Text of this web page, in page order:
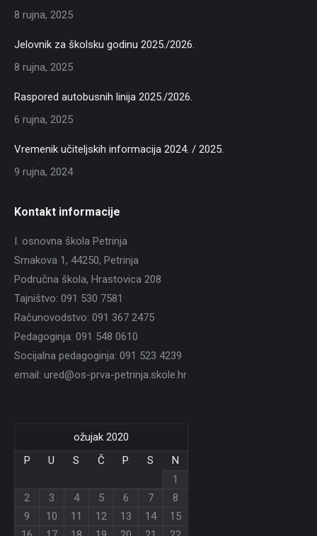
8 rujna, 2025
Jelovnik za školsku godinu 2025./2026.
8 rujna, 2025
Raspored autobusnih linija 2025./2026.
6 rujna, 2025
Vremenik učiteljskih informacija 2024. / 2025.
9 rujna, 2024
Kontakt informacije
I. osnovna škola Petrinja
Srnakova 1, 44250, Petrinja
Područna škola, Hrastovica 208
Tajništvo: 091 530 7581
Računovodstvo: 091 367 2475
Pedagoginja: 091 548 0610
Socijalna pedagoginja: 091 523 4239
email: ured@os-prva-petrinja.skole.hr
ožujak 2020
P
U S Č P S
N
1
2
3 4 5 6 7
8
9
10 11 12 13 14
15